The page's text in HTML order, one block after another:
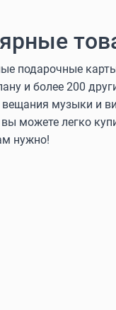
подарочные
и более 200
вещания музыки и
можете легко
нужно!